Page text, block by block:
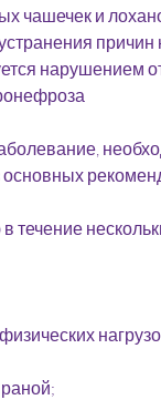
чашечек и
нарушением
течение